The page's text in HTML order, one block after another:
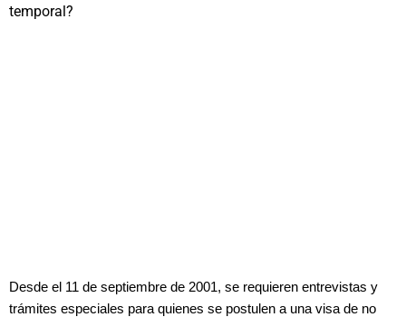
temporal?
Desde el 11 de septiembre de 2001, se requieren entrevistas y
trámites especiales para quienes se postulen a una visa de no